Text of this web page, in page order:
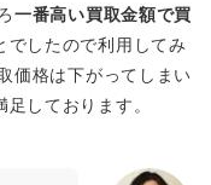
一番高い買取金額で買
でしたので利用してみ
価格は下がってしまい
しております。